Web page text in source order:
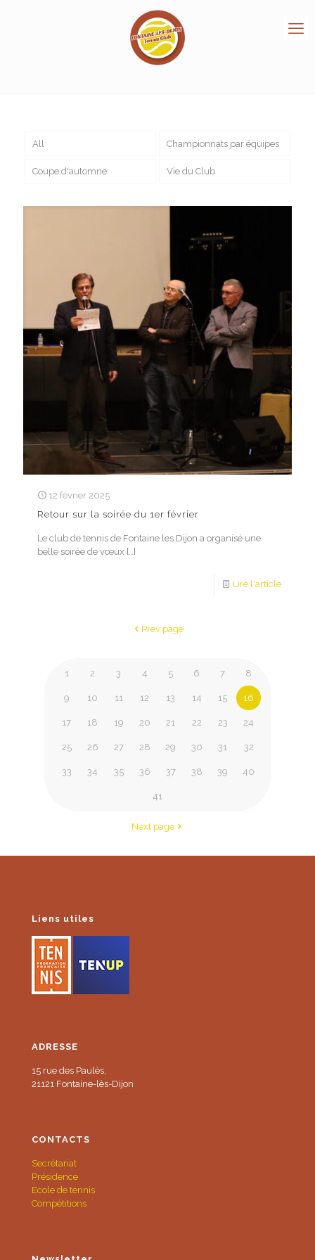
All Championnats par équipes
Coupe d'automne Vie du Club
12 février 2025
Retour sur la soirée du 1er février
Le club de tennis de Fontaine les Dijon a organisé une
belle soirée de vœux […]
Lire l'article
Prev page
1 2 3 4 5 6 7 8
9 10 11 12 13 14 15 16
17 18 19 20 21 22 23 24
25 26 27 28 29 30 31 32
33 34 35 36 37 38 39 40
41
Next page
Liens utiles
ADRESSE
15 rue des Paulès,
21121 Fontaine-lès-Dijon
CONTACTS
Secrétariat
Présidence
Ecole de tennis
Compétitions